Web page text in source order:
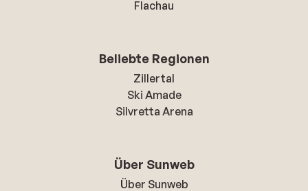
Flachau
Beliebte Regionen
Zillertal
Ski Amade
Silvretta Arena
Über Sunweb
Über Sunweb